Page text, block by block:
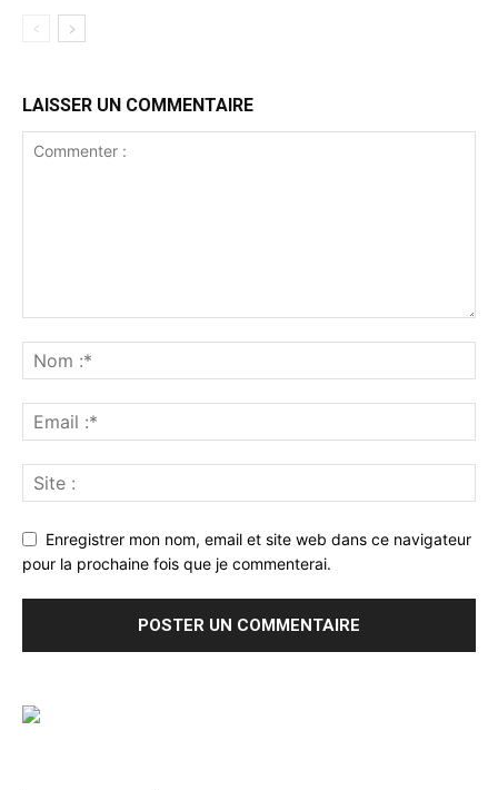
LAISSER UN COMMENTAIRE
Enregistrer mon nom, email et site web dans ce navigateur
pour la prochaine fois que je commenterai.